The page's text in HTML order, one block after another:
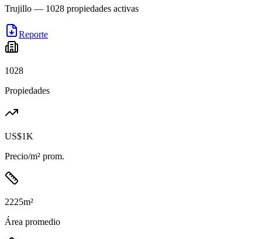
Trujillo — 1028 propiedades activas
Reporte
1028
Propiedades
US$1K
Precio/m² prom.
2225m²
Área promedio